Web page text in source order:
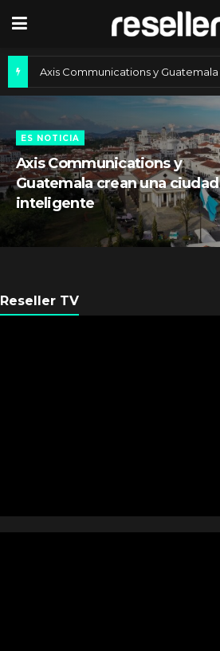
Getronics designó directivos regionales para consolidar su operación
ES NOTICIA
Axis Communications y
Guatemala crean una ciudad
inteligente
Reseller TV